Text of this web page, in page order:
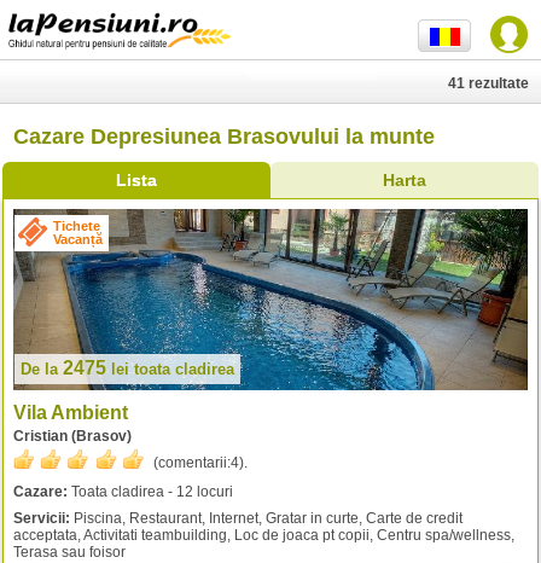
Cazare Depresiunea Brasovului la munte
Lista Harta
41 rezultate
Tichete
Vacanță
De la 2475lei toata cladirea
Vila Ambient
Cristian (Brasov)
(comentarii:4).
Cazare: Toata cladirea - 12 locuri
Servicii: Piscina, Restaurant, Internet, Gratar in curte, Carte de credit
acceptata, Activitati teambuilding, Loc de joaca pt copii, Centru spa/wellness,
Terasa sau foisor